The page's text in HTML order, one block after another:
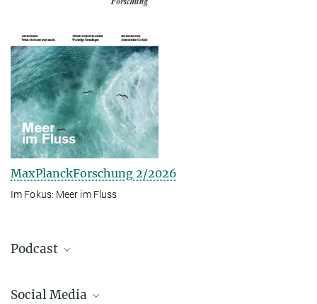
MaxPlanckForschung 2/2026
Im Fokus: Meer im Fluss
Podcast
Social Media